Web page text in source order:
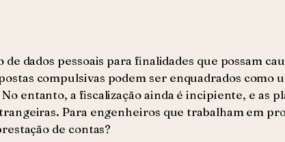
dados pessoais para finalidades que possam
compulsivas podem ser enquadrados como
entanto, a fiscalização ainda é incipiente, e as
Para engenheiros que trabalham em
de contas?